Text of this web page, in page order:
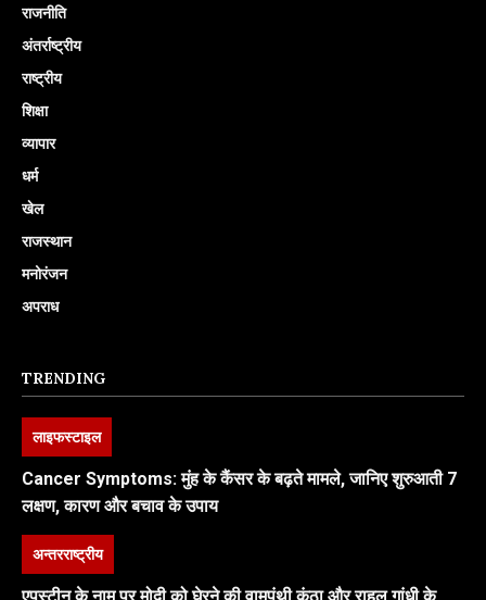
राजनीति
अंतर्राष्ट्रीय
राष्ट्रीय
शिक्षा
व्यापार
धर्म
खेल
राजस्थान
मनोरंजन
अपराध
TRENDING
लाइफस्टाइल
Cancer Symptoms: मुंह के कैंसर के बढ़ते मामले, जानिए शुरुआती 7
लक्षण, कारण और बचाव के उपाय
अन्तरराष्ट्रीय